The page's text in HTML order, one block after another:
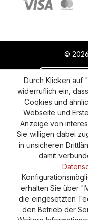
©
Vertrag
Widerruf
Versand und
Durch Klicken auf
widerruflich ein,
Cookies und
Webseite und
Anzeige von
Sie willigen dabei
in unsicheren
damit
erhalten Sie über
die eingesetzten
den Betrieb der